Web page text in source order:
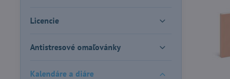
Licencie
Antistresové omaľovánky
Kalendáre a diáre